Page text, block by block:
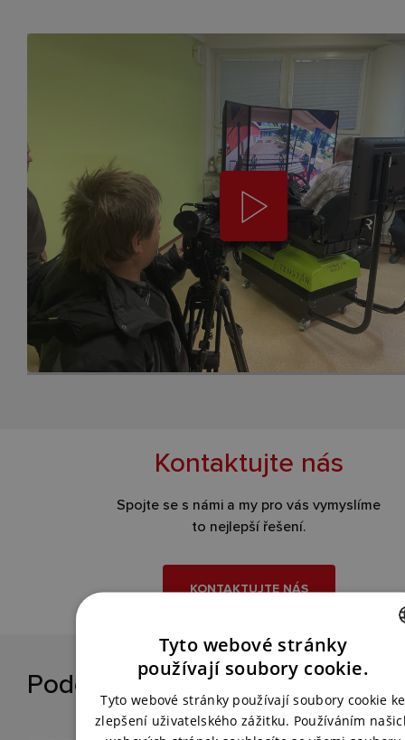
Kontaktujte nás
Spojte se s námi a my pro vás vymyslíme
to nejlepší řešení.
KONTAKTUJTE NÁS
Podobné reference ENGLISH
Tyto webové stránky
používají soubory cookie.
Tyto webové stránky používají soubory cookie ke
zlepšení uživatelského zážitku. Používáním